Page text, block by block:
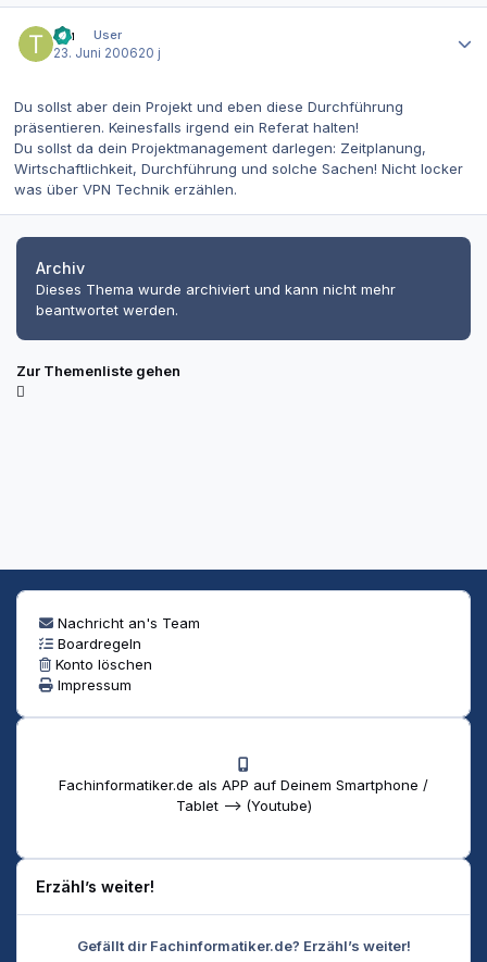
tbu
User
23. Juni 200620 j
Du sollst aber dein Projekt und eben diese Durchführung
präsentieren. Keinesfalls irgend ein Referat halten!
Du sollst da dein Projektmanagement darlegen: Zeitplanung,
Wirtschaftlichkeit, Durchführung und solche Sachen! Nicht locker
was über VPN Technik erzählen.
Archiv
Dieses Thema wurde archiviert und kann nicht mehr
beantwortet werden.
Zur Themenliste gehen
Nachricht an's Team
Boardregeln
Konto löschen
Impressum
Fachinformatiker.de als APP auf Deinem Smartphone /
Tablet --> (Youtube)
Erzähl’s weiter!
Gefällt dir Fachinformatiker.de? Erzähl’s weiter!